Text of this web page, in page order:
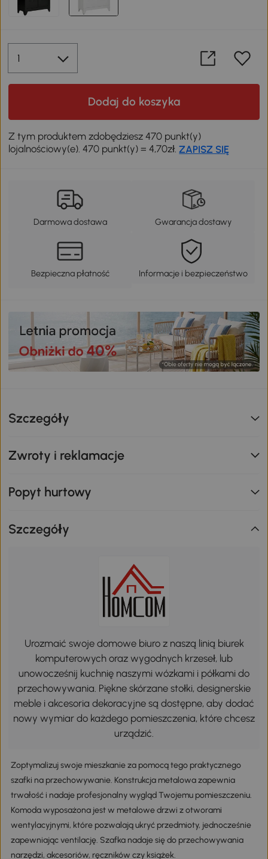
Dodaj do koszyka
Z tym produktem zdobędziesz 470 punkt(y)
lojalnościowy(e). 470 punkt(y) = 4,70zł.ZAPISZ SIĘ
Darmowa dostawa Gwarancja dostawy
Bezpieczna płatność Informacje i bezpieczeństwo
Szczegóły
Zwroty i reklamacje
Popyt hurtowy
Szczegóły
Urozmaić swoje domowe biuro z naszą linią biurek
komputerowych oraz wygodnych krzeseł, lub
unowocześnij kuchnię naszymi wózkami i półkami do
przechowywania. Piękne skórzane stołki, designerskie
meble i akcesoria dekoracyjne są dostępne, aby dodać
nowy wymiar do każdego pomieszczenia, które chcesz
urządzić.
Zoptymalizuj swoje mieszkanie za pomocą tego praktycznego
szafki na przechowywanie. Konstrukcja metalowa zapewnia
trwałość i nadaje profesjonalny wygląd Twojemu pomieszczeniu.
Komoda wyposażona jest w metalowe drzwi z otworami
wentylacyjnymi, które pozwalają ukryć przedmioty, jednocześnie
zapewniając ventilację. Szafka nadaje się do przechowywania
narzędzi, akcesoriów, ręczników czy książek.